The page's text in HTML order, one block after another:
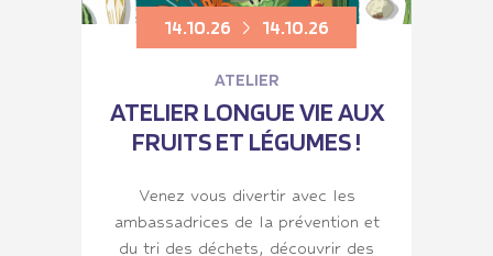
14.10.26 14.10.26
ATELIER
ATELIER LONGUE VIE AUX
FRUITS ET LÉGUMES !
Venez vous divertir avec les
ambassadrices de la prévention et
du tri des déchets, découvrir des